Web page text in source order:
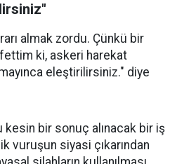
almak zordu. Çünkü bir
ki, askeri harekat
eleştirilirsiniz." diye
kesin bir sonuç alınacak bir iş
vuruşun siyasi çıkarından